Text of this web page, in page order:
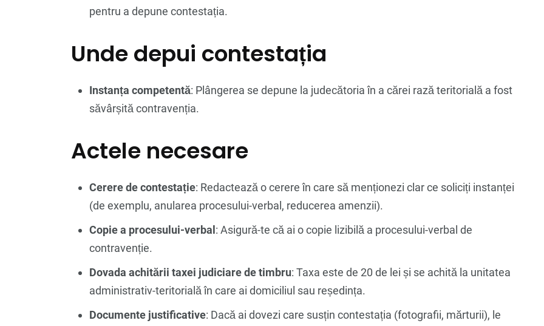
pentru a depune contestația.
Unde depui contestația
Instanța competentă: Plângerea se depune la judecătoria în a cărei rază teritorială a fost
săvârșită contravenția.
Actele necesare
Cerere de contestație: Redactează o cerere în care să menționezi clar ce soliciți instanței
(de exemplu, anularea procesului-verbal, reducerea amenzii).
Copie a procesului-verbal : Asigură-te că ai o copie lizibilă a procesului-verbal de
contravenție.
Dovada achitării taxei judiciare de timbru: Taxa este de 20 de lei și se achită la unitatea
administrativ-teritorială în care ai domiciliul sau reședința.
Documente justificative: Dacă ai dovezi care susțin contestația (fotografii, mărturii), le